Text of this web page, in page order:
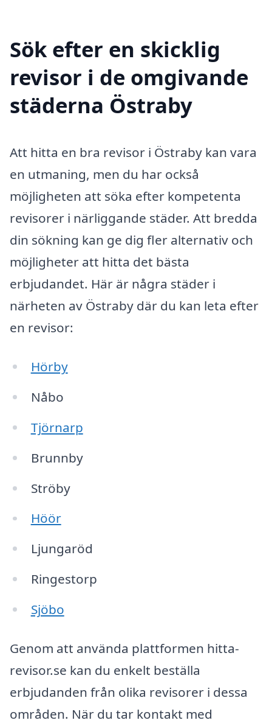
Sök efter en skicklig
revisor i de omgivande
städerna Östraby
Att hitta en bra revisor i Östraby kan vara
en utmaning, men du har också
möjligheten att söka efter kompetenta
revisorer i närliggande städer. Att bredda
din sökning kan ge dig fler alternativ och
möjligheter att hitta det bästa
erbjudandet. Här är några städer i
närheten av Östraby där du kan leta efter
en revisor:
Hörby
Nåbo
Tjörnarp
Brunnby
Ströby
Höör
Ljungaröd
Ringestorp
Sjöbo
Genom att använda plattformen hitta-
revisor.se kan du enkelt beställa
erbjudanden från olika revisorer i dessa
områden. När du tar kontakt med